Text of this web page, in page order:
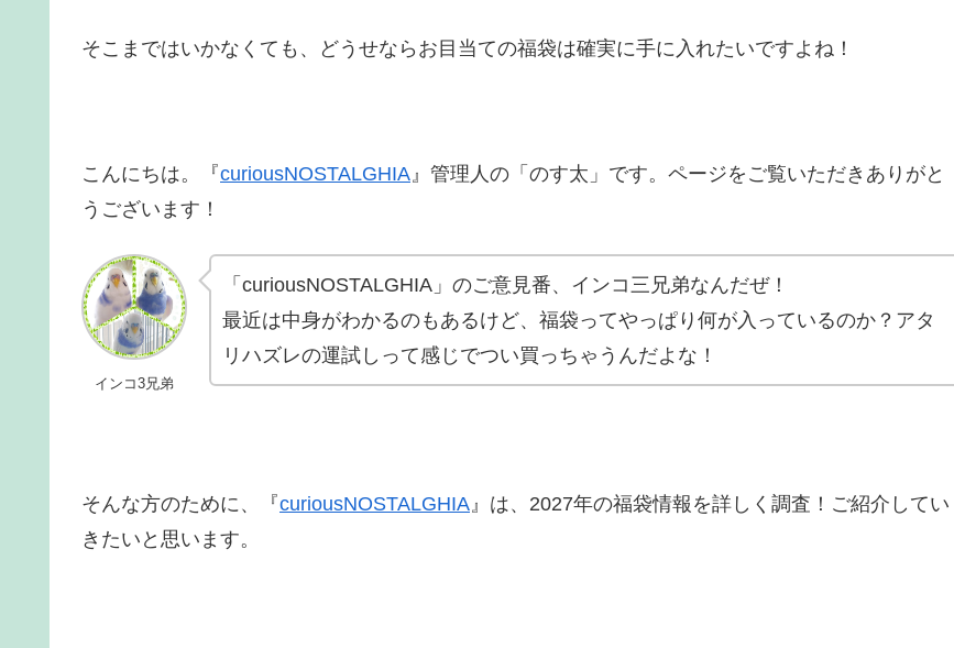
そこまではいかなくても、どうせならお目当ての福袋は確実に手に入れたいですよね！
こんにちは。『curiousNOSTALGHIA 』管理人の「のす太」です。ページをご覧いただきありがと
うございます！
インコ3兄弟
「curiousNOSTALGHIA」のご意見番、インコ三兄弟なんだぜ！
最近は中身がわかるのもあるけど、福袋ってやっぱり何が入っているのか？アタ
リハズレの運試しって感じでつい買っちゃうんだよな！
そんな方のために、『curiousNOSTALGHIA』は、2027年の福袋情報を詳しく調査！ご紹介してい
きたいと思います。